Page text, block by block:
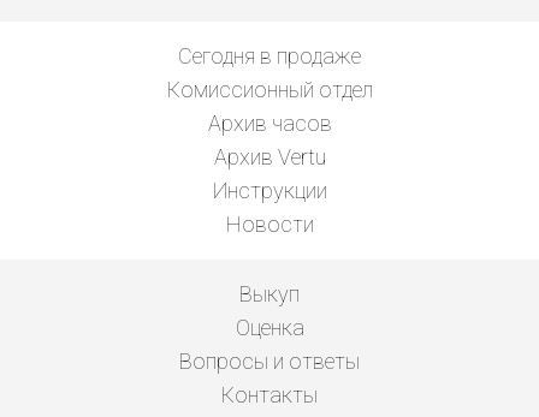
Сегодня в продаже
Комиссионный отдел
Архив часов
Архив Vertu
Инструкции
Новости
Выкуп
Оценка
Вопросы и ответы
Контакты